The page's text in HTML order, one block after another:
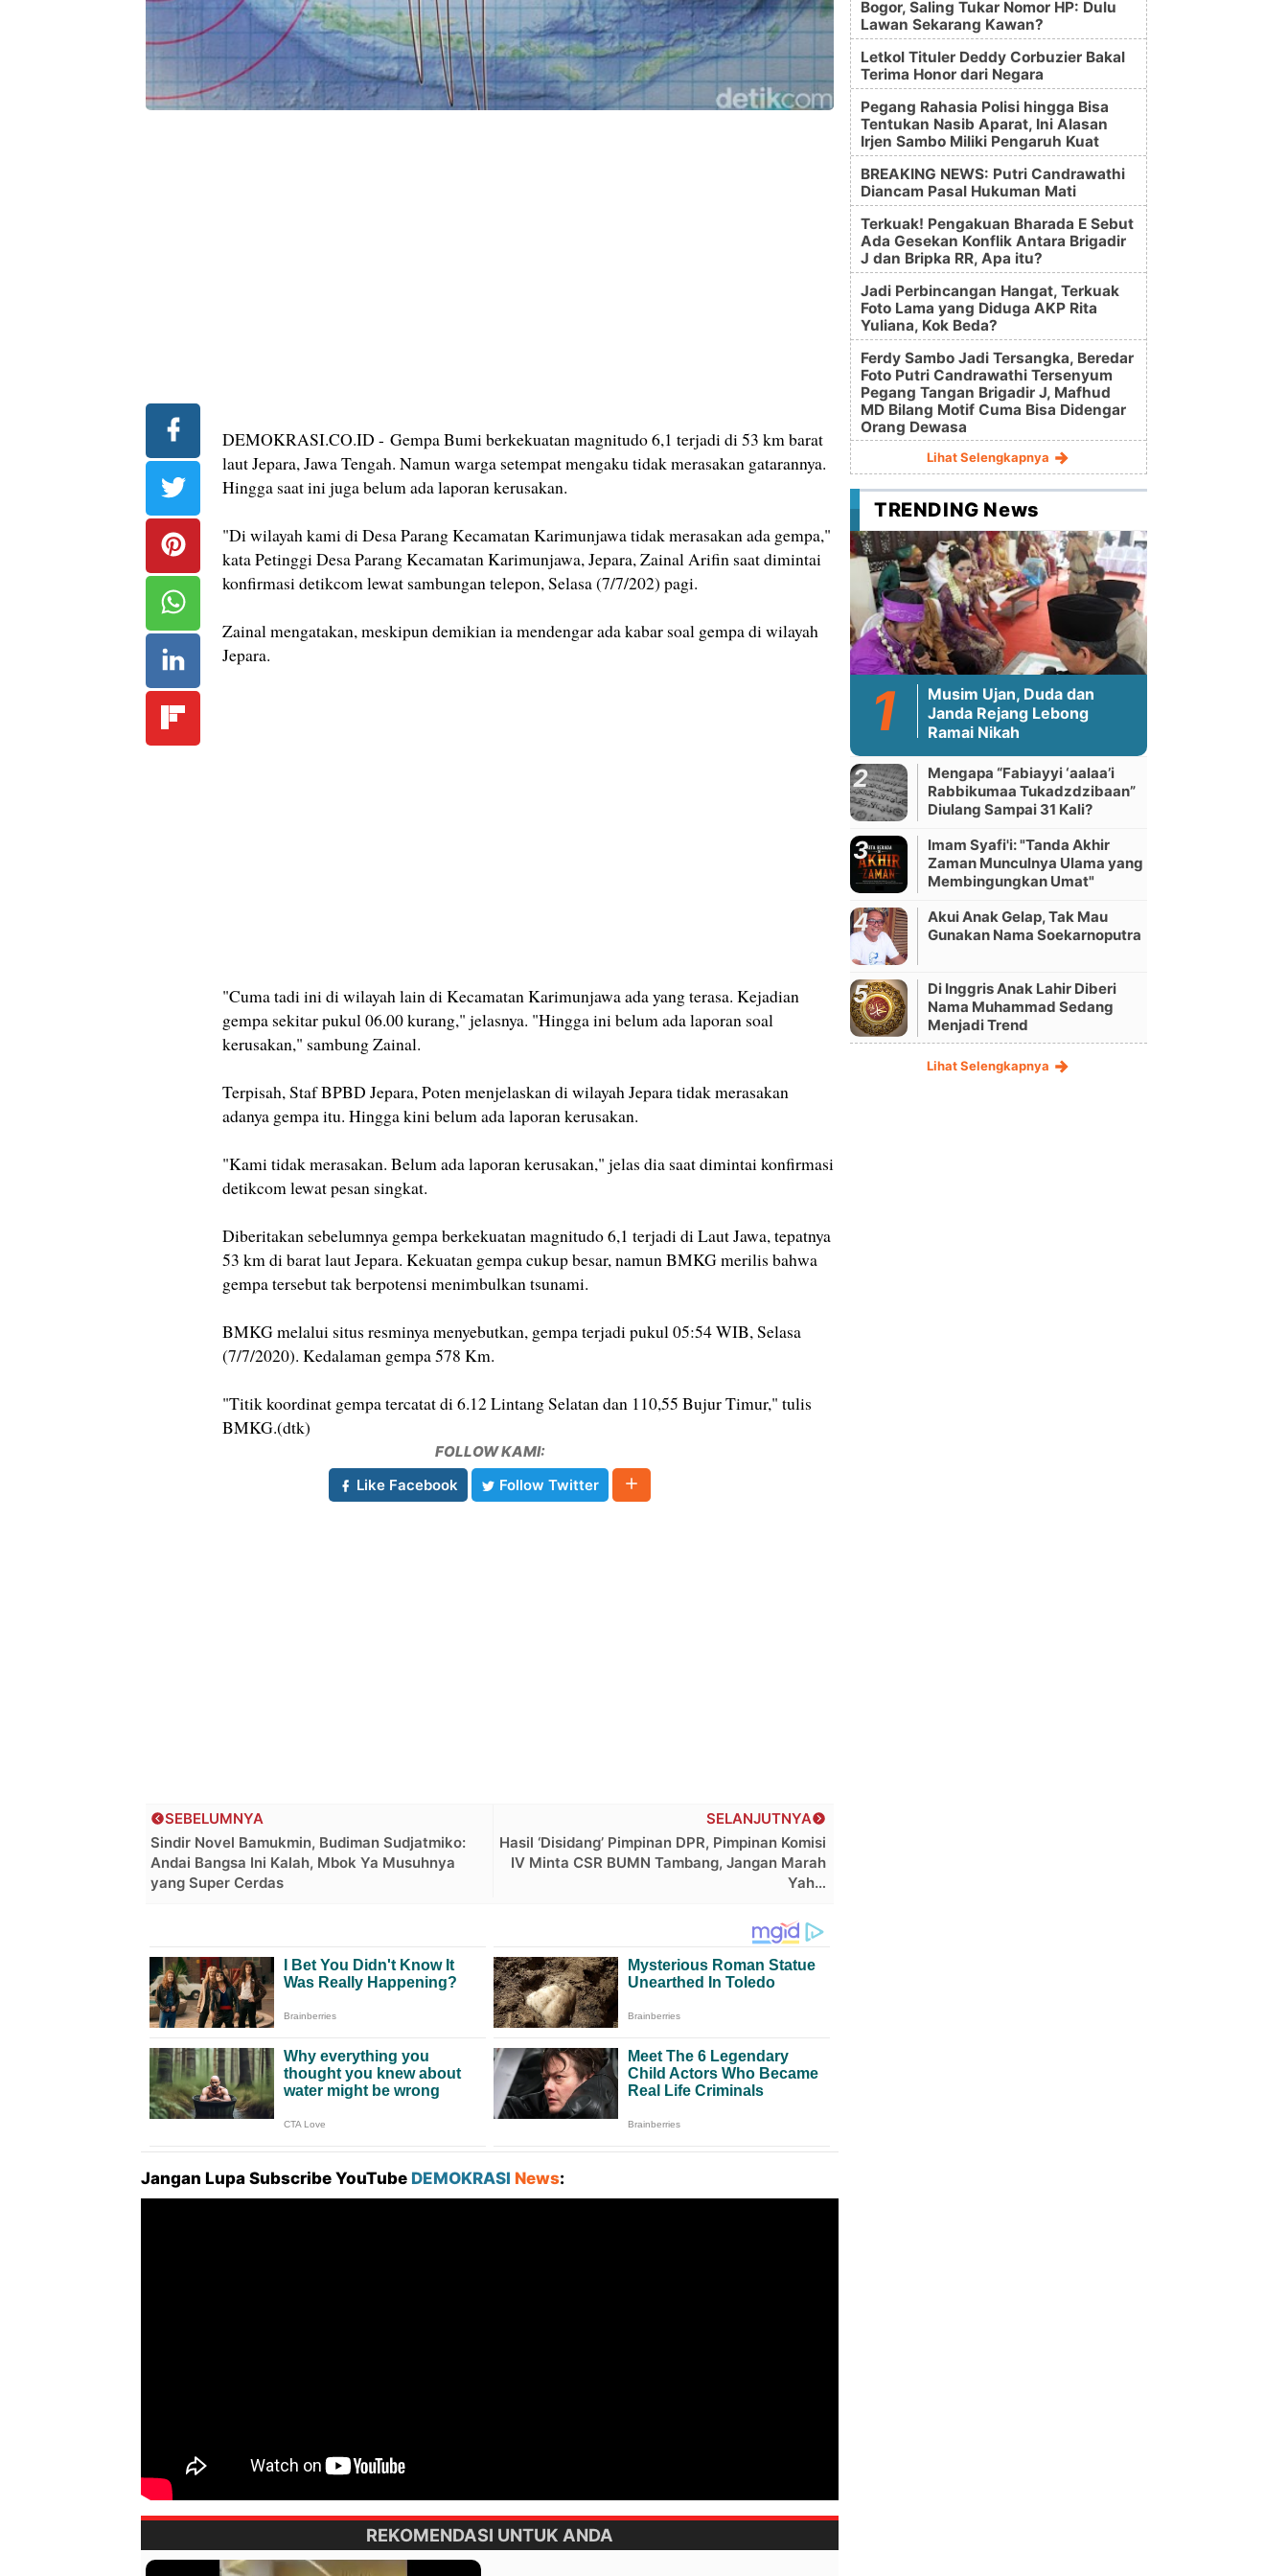
DEMOKRASI.CO.ID - Gempa Bumi berkekuatan magnitudo 6,1 terjadi di 53 km barat
laut Jepara, Jawa Tengah. Namun warga setempat mengaku tidak merasakan gatarannya.
Hingga saat ini juga belum ada laporan kerusakan.
"Di wilayah kami di Desa Parang Kecamatan Karimunjawa tidak merasakan ada gempa,"
kata Petinggi Desa Parang Kecamatan Karimunjawa, Jepara, Zainal Arifin saat dimintai
konfirmasi detikcom lewat sambungan telepon, Selasa (7/7/202) pagi.
Zainal mengatakan, meskipun demikian ia mendengar ada kabar soal gempa di wilayah
Jepara.
"Cuma tadi ini di wilayah lain di Kecamatan Karimunjawa ada yang terasa. Kejadian
gempa sekitar pukul 06.00 kurang," jelasnya. "Hingga ini belum ada laporan soal
kerusakan," sambung Zainal.
Terpisah, Staf BPBD Jepara, Poten menjelaskan di wilayah Jepara tidak merasakan
adanya gempa itu. Hingga kini belum ada laporan kerusakan.
"Kami tidak merasakan. Belum ada laporan kerusakan," jelas dia saat dimintai konfirmasi
detikcom lewat pesan singkat.
Diberitakan sebelumnya gempa berkekuatan magnitudo 6,1 terjadi di Laut Jawa, tepatnya
53 km di barat laut Jepara. Kekuatan gempa cukup besar, namun BMKG merilis bahwa
gempa tersebut tak berpotensi menimbulkan tsunami.
BMKG melalui situs resminya menyebutkan, gempa terjadi pukul 05:54 WIB, Selasa
(7/7/2020). Kedalaman gempa 578 Km.
"Titik koordinat gempa tercatat di 6.12 Lintang Selatan dan 110,55 Bujur Timur," tulis
BMKG.(dtk)
FOLLOW KAMI:
Like Facebook
Follow Twitter
SELANJUTNYA
Hasil ‘Disidang’ Pimpinan DPR, Pimpinan Komisi
IV Minta CSR BUMN Tambang, Jangan Marah
Yah…
SEBELUMNYA
Sindir Novel Bamukmin, Budiman Sudjatmiko:
Andai Bangsa Ini Kalah, Mbok Ya Musuhnya
yang Super Cerdas
Jangan Lupa Subscribe YouTube DEMOKRASI News:
REKOMENDASI UNTUK ANDA
Bogor, Saling Tukar Nomor HP: Dulu
Lawan Sekarang Kawan?
Letkol Tituler Deddy Corbuzier Bakal
Terima Honor dari Negara
Pegang Rahasia Polisi hingga Bisa
Tentukan Nasib Aparat, Ini Alasan
Irjen Sambo Miliki Pengaruh Kuat
BREAKING NEWS: Putri Candrawathi
Diancam Pasal Hukuman Mati
Terkuak! Pengakuan Bharada E Sebut
Ada Gesekan Konflik Antara Brigadir
J dan Bripka RR, Apa itu?
Jadi Perbincangan Hangat, Terkuak
Foto Lama yang Diduga AKP Rita
Yuliana, Kok Beda?
Ferdy Sambo Jadi Tersangka, Beredar
Foto Putri Candrawathi Tersenyum
Pegang Tangan Brigadir J, Mafhud
MD Bilang Motif Cuma Bisa Didengar
Orang Dewasa
Lihat Selengkapnya
TRENDING News
Musim Ujan, Duda dan
Janda Rejang Lebong
Ramai Nikah
Mengapa “Fabiayyi ‘aalaa’i
Rabbikumaa Tukadzdzibaan”
Diulang Sampai 31 Kali?
Imam Syafi'i: "Tanda Akhir
Zaman Munculnya Ulama yang
Membingungkan Umat"
Akui Anak Gelap, Tak Mau
Gunakan Nama Soekarnoputra
Di Inggris Anak Lahir Diberi
Nama Muhammad Sedang
Menjadi Trend
Lihat Selengkapnya